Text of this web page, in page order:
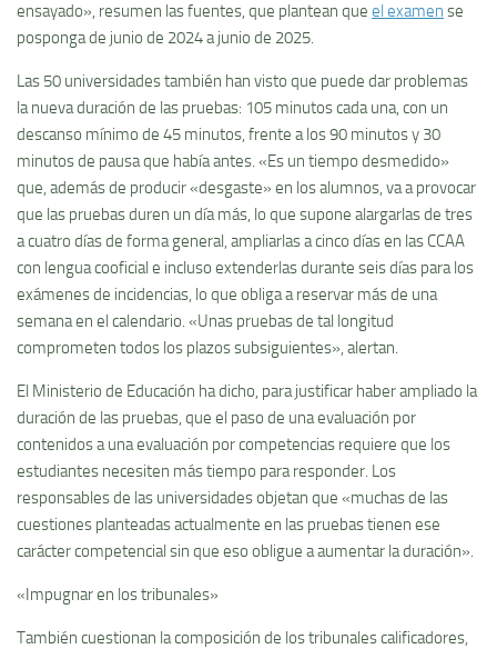
ensayado», resumen las fuentes, que plantean que el examen se
posponga de junio de 2024 a junio de 2025.
Las 50 universidades también han visto que puede dar problemas
la nueva duración de las pruebas: 105 minutos cada una, con un
descanso mínimo de 45 minutos, frente a los 90 minutos y 30
minutos de pausa que había antes. «Es un tiempo desmedido»
que, además de producir «desgaste» en los alumnos, va a provocar
que las pruebas duren un día más, lo que supone alargarlas de tres
a cuatro días de forma general, ampliarlas a cinco días en las CCAA
con lengua cooficial e incluso extenderlas durante seis días para los
exámenes de incidencias, lo que obliga a reservar más de una
semana en el calendario. «Unas pruebas de tal longitud
comprometen todos los plazos subsiguientes», alertan.
El Ministerio de Educación ha dicho, para justificar haber ampliado la
duración de las pruebas, que el paso de una evaluación por
contenidos a una evaluación por competencias requiere que los
estudiantes necesiten más tiempo para responder. Los
responsables de las universidades objetan que «muchas de las
cuestiones planteadas actualmente en las pruebas tienen ese
carácter competencial sin que eso obligue a aumentar la duración».
«Impugnar en los tribunales»
También cuestionan la composición de los tribunales calificadores,